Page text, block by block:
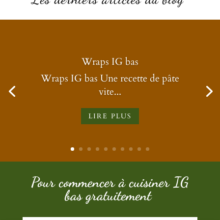
Wraps IG bas
Wraps IG bas Une recette de pâte
vite...
LIRE PLUS
Pour commencer à cuisiner IG
bas gratuitement